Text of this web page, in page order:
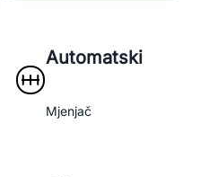
Automatski
Mjenjač